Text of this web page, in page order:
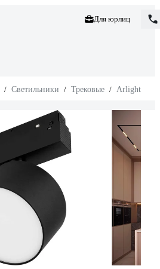
Для юрлиц
/ Светильники / Трековые / Arlight